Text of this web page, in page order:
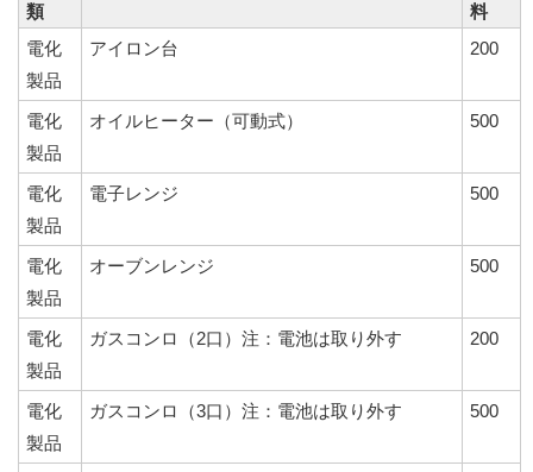
類
料
電化
製品
アイロン台 200
電化
製品
オイルヒーター（可動式） 500
電化
製品
電子レンジ 500
電化
製品
オーブンレンジ 500
電化
製品
ガスコンロ（2口）注：電池は取り外す 200
電化
製品
ガスコンロ（3口）注：電池は取り外す 500